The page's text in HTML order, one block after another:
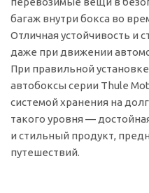
багаж внутри бокса во
Отличная устойчивость и
даже при движении
При правильной
автобоксы серии Thule
системой хранения на
такого уровня —
и стильный продукт,
путешествий.